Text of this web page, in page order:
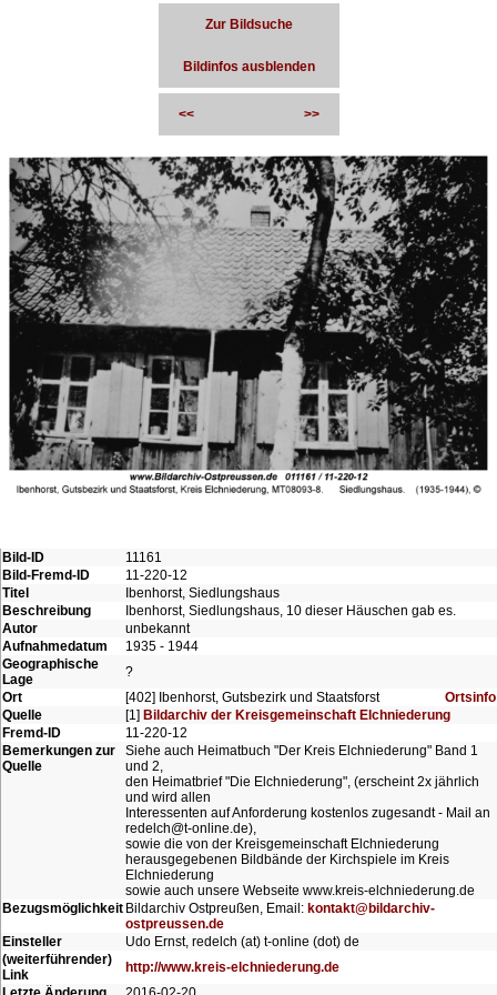
Zur Bildsuche
Bildinfos ausblenden
<< >>
Bild-ID
11161
Bild-Fremd-ID
11-220-12
Titel
Ibenhorst, Siedlungshaus
Beschreibung
Ibenhorst, Siedlungshaus, 10 dieser Häuschen gab es.
Autor
unbekannt
Aufnahmedatum
1935 - 1944
Geographische
Lage
?
Ort
[402] Ibenhorst, Gutsbezirk und Staatsforst
Ortsinfo
Quelle
[1] Bildarchiv der Kreisgemeinschaft Elchniederung
Fremd-ID
11-220-12
Bemerkungen zur
Quelle
Siehe auch Heimatbuch "Der Kreis Elchniederung" Band 1
und 2,
den Heimatbrief "Die Elchniederung", (erscheint 2x jährlich
und wird allen
Interessenten auf Anforderung kostenlos zugesandt - Mail an
redelch@t-online.de),
sowie die von der Kreisgemeinschaft Elchniederung
herausgegebenen Bildbände der Kirchspiele im Kreis
Elchniederung
sowie auch unsere Webseite www.kreis-elchniederung.de
Bezugsmöglichkeit Bildarchiv Ostpreußen, Email: kontakt@bildarchiv-
ostpreussen.de
Einsteller
Udo Ernst, redelch (at) t-online (dot) de
(weiterführender)
Link
http://www.kreis-elchniederung.de